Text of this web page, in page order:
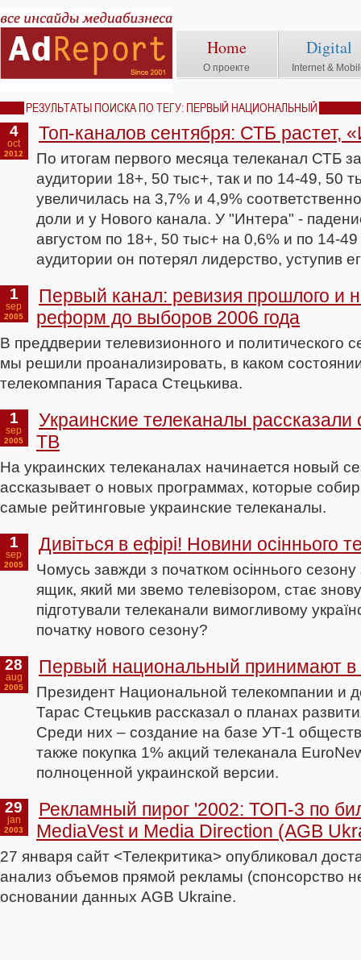
Home
О проекте
Digital
Internet &
РЕЗУЛЬТАТЫ ПОИСКА ПО ТЕГУ: ПЕРВЫЙ НАЦИОНАЛЬНЫЙ
4
oct
2012
Топ-каналов сентября: СТБ растет,
По итогам первого месяца телеканал СТБ
аудитории 18+, 50 тыс+, так и по 14-49, 50
увеличилась на 3,7% и 4,9%
доли и у Нового канала. У "Интера" -
августом по 18+, 50 тыс+ на 0,6% и по 14-
аудитории он потерял лидерство, уступив
1
sep
2005
Первый канал: ревизия прошлого и
реформ до выборов 2006 года
В преддверии телевизионного и политического
мы решили проанализировать, в каком
телекомпания Тараса Стецькива.
1
sep
2005
Украинские телеканалы
ТВ
На украинских телеканалах начинается новый
ассказывает о новых программах, которые
самые рейтинговые украинские телеканалы.
1
sep
2005
Дивіться в ефірі! Новини осіннього
Чомусь завжди з початком осіннього
ящик, який ми звемо телевізором, стає
підготували телеканали вимогливому
початку нового сезону?
28
aug
2005
Первый национальный принимают в
Президент Национальной телекомпании и
Тарас Стецькив рассказал о планах
Среди них – создание на базе УТ-1
также покупка 1% акций телеканала
полноценной украинской версии.
29
jan
2003
Рекламный пирог '2002: ТОП-3 по
MediaVest и Media Direction (AGB
27 января сайт <Телекритика> опубликовал
анализ объемов прямой рекламы (спонсорство
основании данных AGB Ukraine.